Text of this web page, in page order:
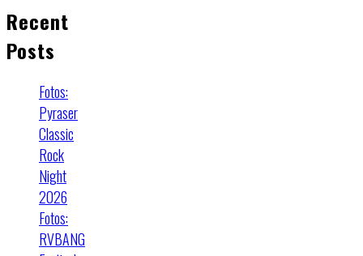
Recent
Posts
Fotos:
Pyraser
Classic
Rock
Night
2026
Fotos:
RVBANG